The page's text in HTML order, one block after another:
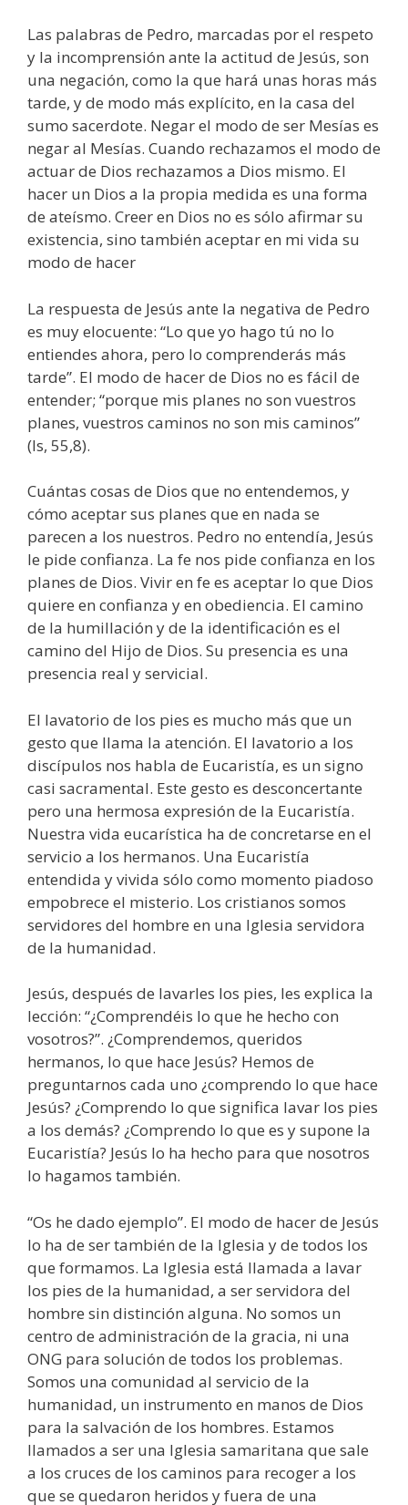
Las palabras de Pedro, marcadas por el respeto
y la incomprensión ante la actitud de Jesús, son
una negación, como la que hará unas horas más
tarde, y de modo más explícito, en la casa del
sumo sacerdote. Negar el modo de ser Mesías es
negar al Mesías. Cuando rechazamos el modo de
actuar de Dios rechazamos a Dios mismo. El
hacer un Dios a la propia medida es una forma
de ateísmo. Creer en Dios no es sólo afirmar su
existencia, sino también aceptar en mi vida su
modo de hacer
La respuesta de Jesús ante la negativa de Pedro
es muy elocuente: “Lo que yo hago tú no lo
entiendes ahora, pero lo comprenderás más
tarde”. El modo de hacer de Dios no es fácil de
entender; “porque mis planes no son vuestros
planes, vuestros caminos no son mis caminos”
(Is, 55,8).
Cuántas cosas de Dios que no entendemos, y
cómo aceptar sus planes que en nada se
parecen a los nuestros. Pedro no entendía, Jesús
le pide confianza. La fe nos pide confianza en los
planes de Dios. Vivir en fe es aceptar lo que Dios
quiere en confianza y en obediencia. El camino
de la humillación y de la identificación es el
camino del Hijo de Dios. Su presencia es una
presencia real y servicial.
El lavatorio de los pies es mucho más que un
gesto que llama la atención. El lavatorio a los
discípulos nos habla de Eucaristía, es un signo
casi sacramental. Este gesto es desconcertante
pero una hermosa expresión de la Eucaristía.
Nuestra vida eucarística ha de concretarse en el
servicio a los hermanos. Una Eucaristía
entendida y vivida sólo como momento piadoso
empobrece el misterio. Los cristianos somos
servidores del hombre en una Iglesia servidora
de la humanidad.
Jesús, después de lavarles los pies, les explica la
lección: “¿Comprendéis lo que he hecho con
vosotros?”. ¿Comprendemos, queridos
hermanos, lo que hace Jesús? Hemos de
preguntarnos cada uno ¿comprendo lo que hace
Jesús? ¿Comprendo lo que significa lavar los pies
a los demás? ¿Comprendo lo que es y supone la
Eucaristía? Jesús lo ha hecho para que nosotros
lo hagamos también.
“Os he dado ejemplo”. El modo de hacer de Jesús
lo ha de ser también de la Iglesia y de todos los
que formamos. La Iglesia está llamada a lavar
los pies de la humanidad, a ser servidora del
hombre sin distinción alguna. No somos un
centro de administración de la gracia, ni una
ONG para solución de todos los problemas.
Somos una comunidad al servicio de la
humanidad, un instrumento en manos de Dios
para la salvación de los hombres. Estamos
llamados a ser una Iglesia samaritana que sale
a los cruces de los caminos para recoger a los
que se quedaron heridos y fuera de una